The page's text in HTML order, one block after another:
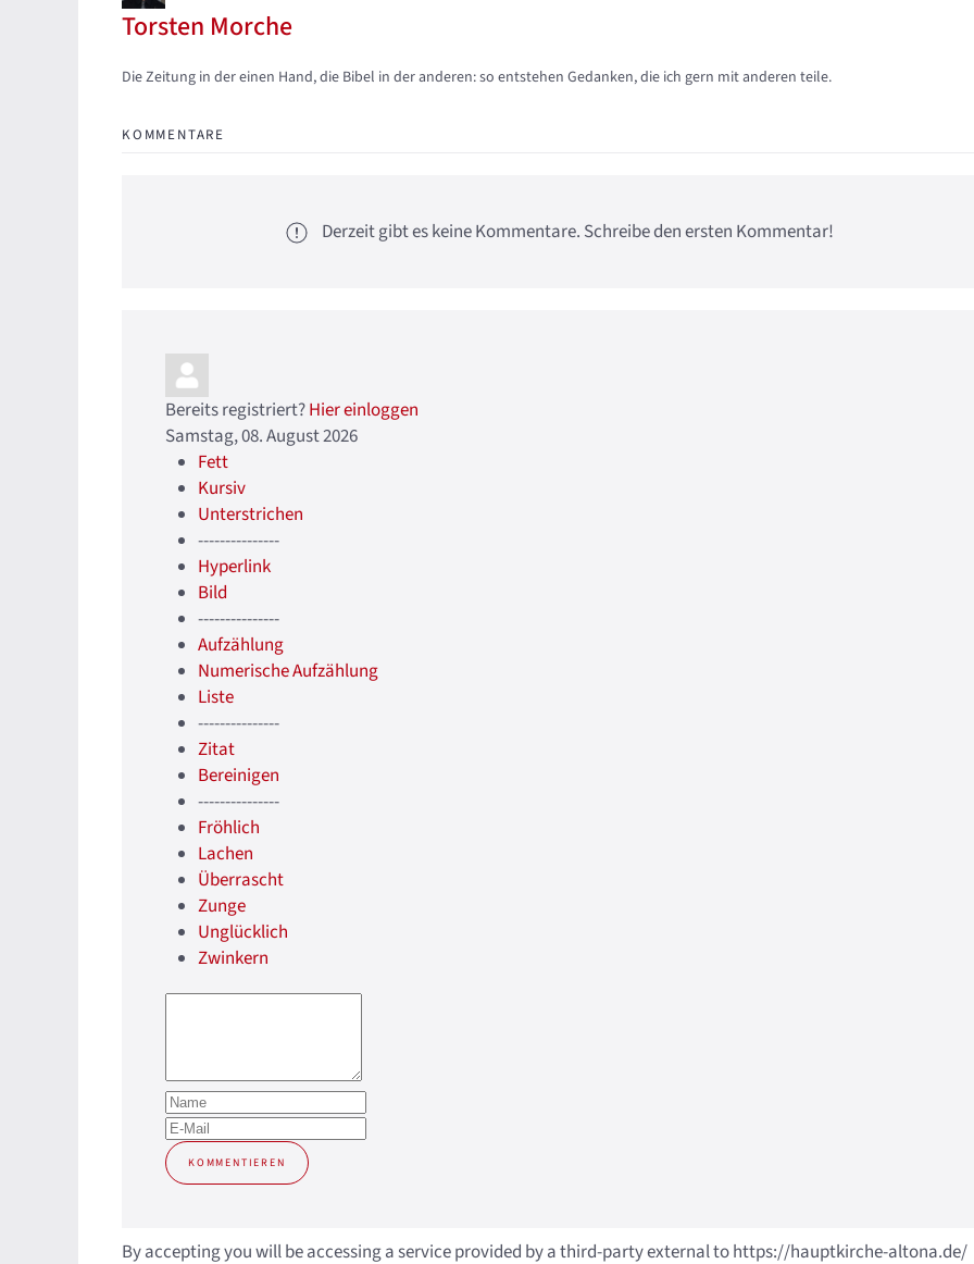
Torsten Morche
Updates abonnieren
Abo von Updates dieses Autors beenden
Die Zeitung in der einen Hand, die Bibel in der anderen: so entstehen Gedanken, die ich gern mit anderen teile.
KOMMENTARE
Derzeit gibt es keine Kommentare. Schreibe den ersten Kommentar!
Bereits registriert?Hier einloggen
Samstag, 08. August 2026
Fett
Kursiv
Unterstrichen
---------------
Hyperlink
Bild
---------------
Aufzählung
Numerische Aufzählung
Liste
---------------
Zitat
Bereinigen
---------------
Fröhlich
Lachen
Überrascht
Zunge
Unglücklich
Zwinkern
KOMMENTIEREN
By accepting you will be accessing a service provided by a third-party external to https://hauptkirche-altona.de/